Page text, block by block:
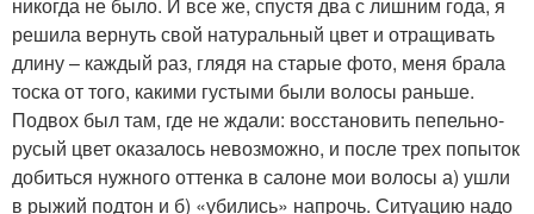
решила вернуть свой натуральный цвет и отращивать
длину – каждый раз, глядя на старые фото, меня брала
тоска от того, какими густыми были волосы раньше.
Подвох был там, где не ждали: восстановить пепельно-
русый цвет оказалось невозможно, и после трех попыток
добиться нужного оттенка в салоне мои волосы а) ушли
в рыжий подтон и б) «убились» напрочь. Ситуацию надо